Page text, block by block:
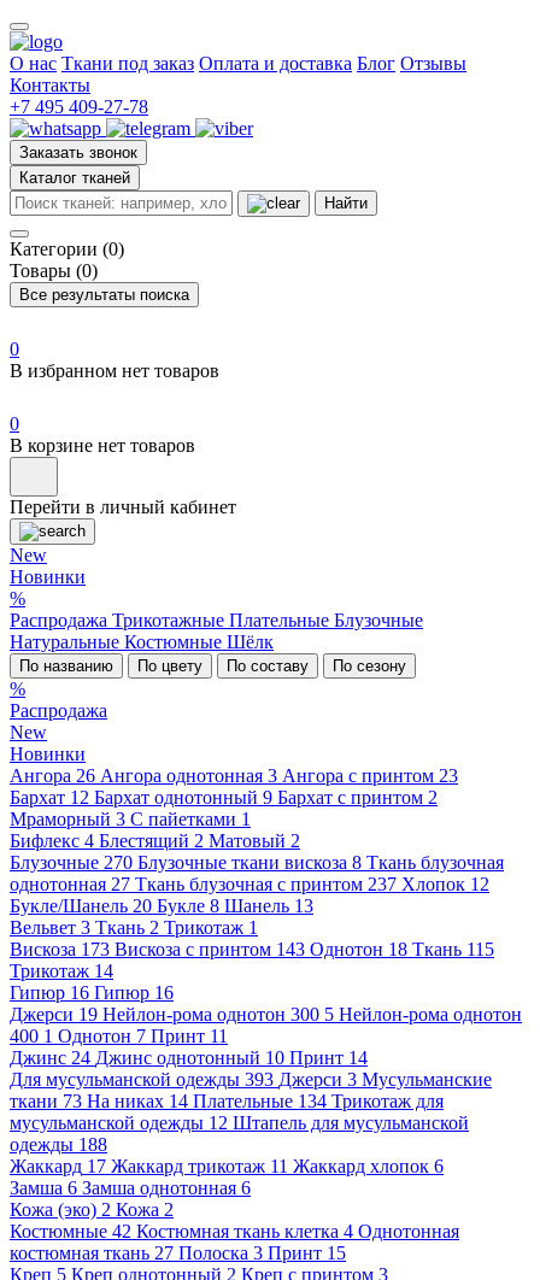
О нас Ткани под заказ Оплата и доставка Блог Отзывы
Контакты
+7 495 409-27-78
Заказать звонок
Каталог тканей
Найти
Категории (0)
Товары (0)
Все результаты поиска
0
В избранном нет товаров
0
В корзине нет товаров
Перейти в личный кабинет
New
Новинки
%
Распродажа Трикотажные Плательные Блузочные
Натуральные Костюмные Шёлк
По названию По цвету По составу По сезону
%
Распродажа
New
Новинки
Ангора 26 Ангора однотонная 3 Ангора с принтом 23
Бархат 12 Бархат однотонный 9 Бархат с принтом 2
Мраморный 3 С пайетками 1
Бифлекс 4 Блестящий 2 Матовый 2
Блузочные 270 Блузочные ткани вискоза 8 Ткань блузочная
однотонная 27 Ткань блузочная с принтом 237 Хлопок 12
Букле/Шанель 20 Букле 8 Шанель 13
Вельвет 3 Ткань 2 Трикотаж 1
Вискоза 173 Вискоза с принтом 143 Однотон 18 Ткань 115
Трикотаж 14
Гипюр 16 Гипюр 16
Джерси 19 Нейлон-рома однотон 300 5 Нейлон-рома однотон
400 1 Однотон 7 Принт 11
Джинс 24 Джинс однотонный 10 Принт 14
Для мусульманской одежды 393 Джерси 3 Мусульманские
ткани 73 На никах 14 Плательные 134 Трикотаж для
мусульманской одежды 12 Штапель для мусульманской
одежды 188
Жаккард 17 Жаккард трикотаж 11 Жаккард хлопок 6
Замша 6 Замша однотонная 6
Кожа (эко) 2 Кожа 2
Костюмные 42 Костюмная ткань клетка 4 Однотонная
костюмная ткань 27 Полоска 3 Принт 15
Креп 5 Креп однотонный 2 Креп с принтом 3